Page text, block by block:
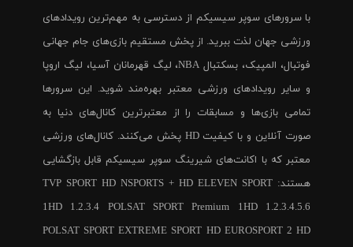
با سرورهای سوپر سیسیکم از دسترسی به مهم‌ترین رویدادهای
ورزشی جهان لذت ببرید. از پخش مستقیم بازی‌های جام جهانی
فوتبال، المپیک، بسکتبال NBA، لیگ قهرمانان آسیا، لیگ اروپا
و سایر رویدادهای ورزشی معتبر بهره‌مند شوید. این سرورها
تمامی بازی‌ها و مسابقات را از معتبرترین کانال‌های دنیا به
صورت آنلاین و با کیفیت HD پخش می‌کنند. کانال‌های ورزشی
معتبر که با اکانت‌های شیرینگ سوپر سیسیکم قابل بازگشایی
هستند: TVP SPORT HD NSPORTS + HD ELEVEN SPORT
1HD 1.2.3.4 POLSAT SPORT Premium 1HD 1.2.3.4.5.6
POLSAT SPORT EXTREME SPORT HD EUROSPORT 2 HD